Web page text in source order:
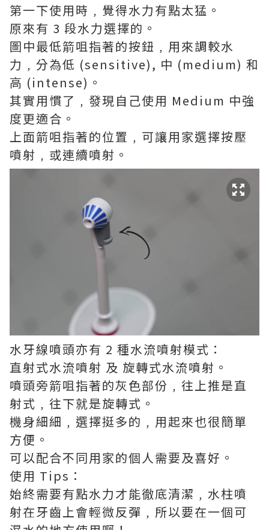
第一下使用時﹐覺得水力有點太猛。
原來有 3 段水力選擇的。
圖中最低箭咀指著的按鈕﹐用來調較水
力﹐分為低 (sensitive), 中 (medium) 和
高 (intense)。
其實用慣了﹐發現自己使用 Medium 中強
度更適合。
上面箭咀指著的位置﹐可讓用家選擇按壓
噴射﹐或連續噴射。
水牙線噴頭亦有 2 種水流噴射模式：
直射式水流噴射 及 旋轉式水流噴射。
噴頭旁箭咀指著的灰色部份﹐往上推是直
射式﹐往下就是旋轉式。
機身細細﹐選擇挺多的﹐用起來也很簡單
方便。
可以配合不同用家的個人需要及喜好。
使用 Tips：
始終需要有點水力才能徹底清潔﹐水柱噴
射在牙齒上會輕微反彈﹐所以要在一個可